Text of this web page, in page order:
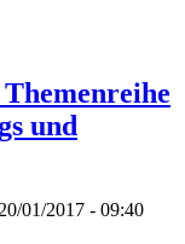
und
01/2017 - 09:40